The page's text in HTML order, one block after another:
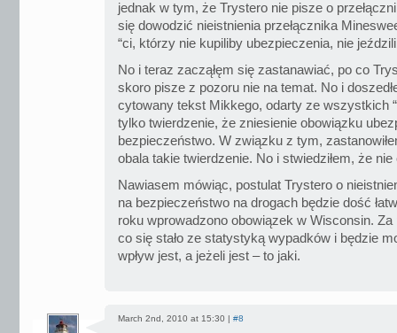
jednak w tym, że Trystero nie pisze o
się dowodzić nieistnienia przełącznika
“ci, którzy nie kupiliby ubezpieczenia, nie
No i teraz zacząłęm się zastanawiać, po co
skoro pisze z pozoru nie na temat. No i
cytowany tekst Mikkego, odarty ze wszystkich
tylko twierdzenie, że zniesienie obowiązku
bezpieczeństwo. W związku z tym,
obala takie twierdzenie. No i stwiedziłem, że nie
Nawiasem mówiąc, postulat Trystero o
na bezpieczeństwo na drogach będzie dość
roku wprowadzono obowiązek w Wisconsin.
co się stało ze statystyką wypadków i będzie
wpływ jest, a jeżeli jest – to jaki.
March 2nd, 2010 at 15:30 | #8